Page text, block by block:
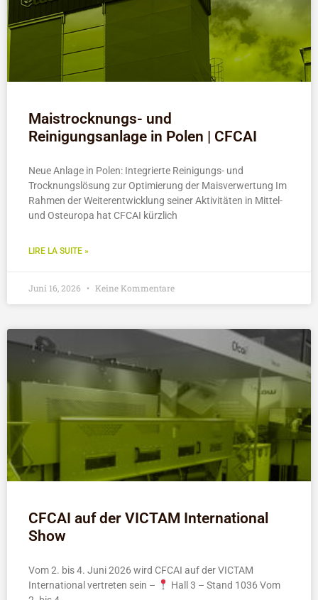
Maistrocknungs- und
Reinigungsanlage in Polen | CFCAI
Neue Anlage in Polen: Integrierte Reinigungs- und
Trocknungslösung zur Optimierung der Maisverwertung Im
Rahmen der Weiterentwicklung seiner Aktivitäten in Mittel-
und Osteuropa hat CFCAI kürzlich
LIRE LA SUITE »
Juni 16, 2026 Keine Kommentare
CFCAI auf der VICTAM International
Show
Vom 2. bis 4. Juni 2026 wird CFCAI auf der VICTAM
International vertreten sein –
Hall 3 – Stand 1036 Vom